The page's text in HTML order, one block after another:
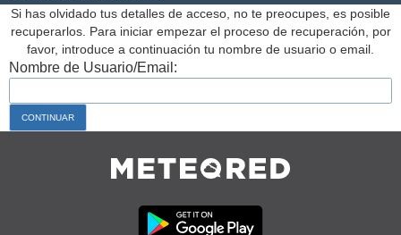
Si has olvidado tus detalles de acceso, no te preocupes, es posible
recuperarlos. Para iniciar empezar el proceso de recuperación, por
favor, introduce a continuación tu nombre de usuario o email.
Nombre de Usuario/Email: